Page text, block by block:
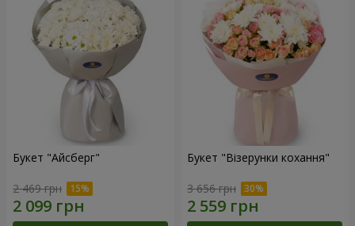
Букет "Айсберг"
2 469 грн
Букет "Візерунки кохання"
3 656 грн